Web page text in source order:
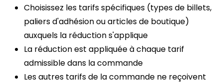
Choisissez les tarifs spécifiques (types de billets,
paliers d'adhésion ou articles de boutique)
auxquels la réduction s'applique
La réduction est appliquée à chaque tarif
admissible dans la commande
Les autres tarifs de la commande ne reçoivent